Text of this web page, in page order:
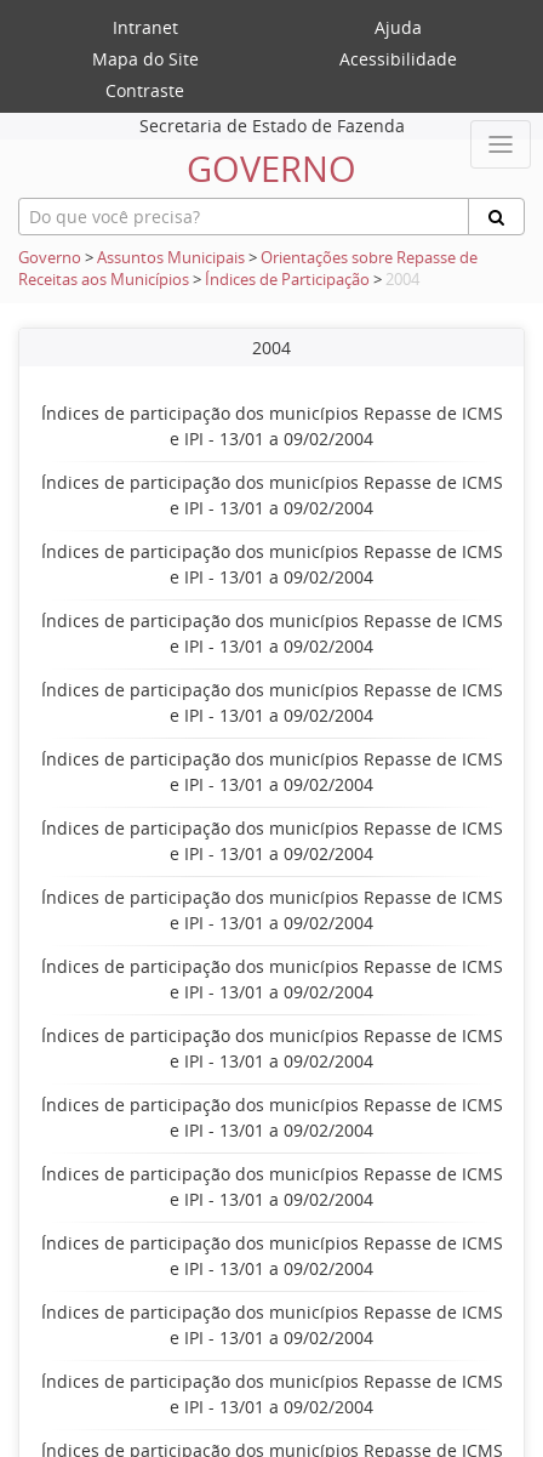
Intranet
Ajuda
Mapa do Site
Acessibilidade
Contraste
Secretaria de Estado de Fazenda
GOVERNO
Governo >Assuntos Municipais>Orientações sobre Repasse de
Receitas aos Municípios> Índices de Participação > 2004
2004
Índices de participação dos municípios Repasse de ICMS
e IPI - 13/01 a 09/02/2004
Índices de participação dos municípios Repasse de ICMS
e IPI - 13/01 a 09/02/2004
Índices de participação dos municípios Repasse de ICMS
e IPI - 13/01 a 09/02/2004
Índices de participação dos municípios Repasse de ICMS
e IPI - 13/01 a 09/02/2004
Índices de participação dos municípios Repasse de ICMS
e IPI - 13/01 a 09/02/2004
Índices de participação dos municípios Repasse de ICMS
e IPI - 13/01 a 09/02/2004
Índices de participação dos municípios Repasse de ICMS
e IPI - 13/01 a 09/02/2004
Índices de participação dos municípios Repasse de ICMS
e IPI - 13/01 a 09/02/2004
Índices de participação dos municípios Repasse de ICMS
e IPI - 13/01 a 09/02/2004
Índices de participação dos municípios Repasse de ICMS
e IPI - 13/01 a 09/02/2004
Índices de participação dos municípios Repasse de ICMS
e IPI - 13/01 a 09/02/2004
Índices de participação dos municípios Repasse de ICMS
e IPI - 13/01 a 09/02/2004
Índices de participação dos municípios Repasse de ICMS
e IPI - 13/01 a 09/02/2004
Índices de participação dos municípios Repasse de ICMS
e IPI - 13/01 a 09/02/2004
Índices de participação dos municípios Repasse de ICMS
e IPI - 13/01 a 09/02/2004
Índices de participação dos municípios Repasse de ICMS